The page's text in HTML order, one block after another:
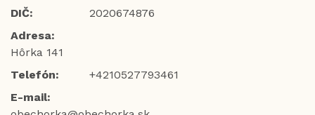
DIČ:
2020674876
Adresa:
Hôrka 141
Telefón:
+4210527793461
E-mail: